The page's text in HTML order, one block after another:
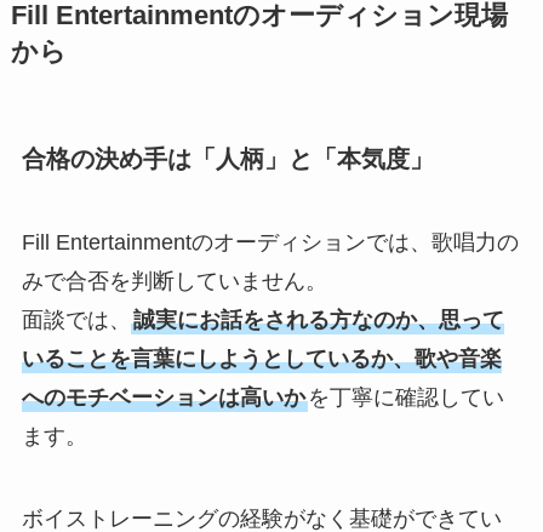
Fill Entertainmentのオーディション現場
から
合格の決め手は「人柄」と「本気度」
Fill Entertainmentのオーディションでは、歌唱力の
みで合否を判断していません。
面談では、 誠実にお話をされる方なのか、思って
いることを言葉にしようとしているか、歌や音楽
へのモチベーションは高いかを丁寧に確認してい
ます。
ボイストレーニングの経験がなく基礎ができてい